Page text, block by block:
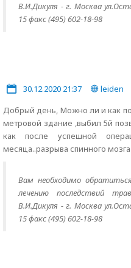
В.И.Дикуля - г. Москва
15 факс (495) 602-18-98
30.12.2020 21:37 leiden
Добрый день, Можно ли и как
метровой здание ,выбил 5й
как после успешной
месяца..разрыва спинного
Вам необходимо
лечению последствий
В.И.Дикуля - г. Москва
15 факс (495) 602-18-98